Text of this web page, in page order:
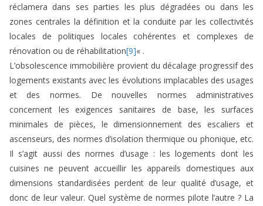
réclamera dans ses parties les plus dégradées ou dans les
zones centrales la définition et la conduite par les collectivités
locales de politiques locales cohérentes et complexes de
rénovation ou de réhabilitation[9]« .
L’obsolescence immobilière provient du décalage progressif des
logements existants avec les évolutions implacables des usages
et des normes. De nouvelles normes administratives
concernent les exigences sanitaires de base, les surfaces
minimales de pièces, le dimensionnement des escaliers et
ascenseurs, des normes d’isolation thermique ou phonique, etc.
Il s’agit aussi des normes d’usage : les logements dont les
cuisines ne peuvent accueillir les appareils domestiques aux
dimensions standardisées perdent de leur qualité d’usage, et
donc de leur valeur. Quel système de normes pilote l’autre ? La